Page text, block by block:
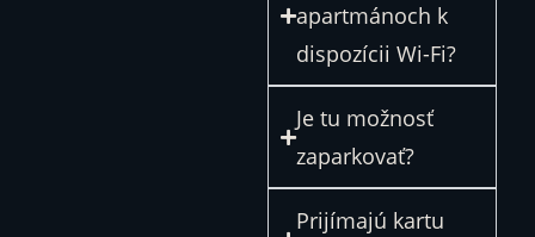
apartmánoch k
dispozícii Wi-Fi?
Je tu možnosť
zaparkovať?
Prijímajú kartu